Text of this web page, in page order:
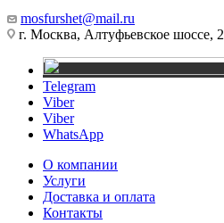
mosfurshet@mail.ru
г. Москва, Алтуфьевское шоссе, 2
Telegram
Viber
Viber
WhatsApp
О компании
Услуги
Доставка и оплата
Контакты